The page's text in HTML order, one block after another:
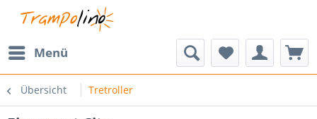
Menü
Übersicht Tretroller